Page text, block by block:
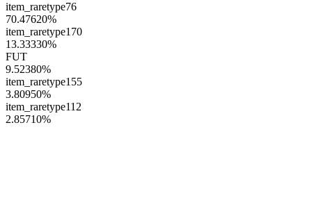
item_raretype76
70.47620%
item_raretype170
13.33330%
FUT
9.52380%
item_raretype155
3.80950%
item_raretype112
2.85710%